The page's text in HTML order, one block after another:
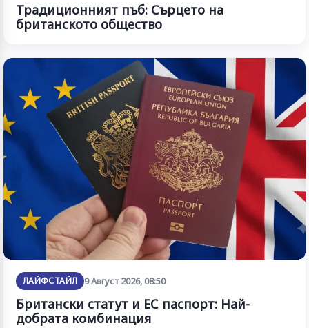
Традиционният пъб: Сърцето на
британското общество
ЛАЙФСТАЙЛ 9 Август 2026, 08:50
Британски статут и ЕС паспорт: Най-
добрата комбинация